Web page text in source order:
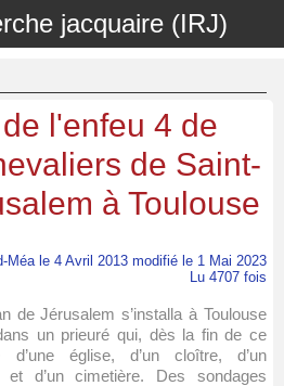
jacquaire (IRJ)
l'enfeu 4 de
de Saint-
à Toulouse
Méa le 4 Avril 2013 modifié le 1 Mai 2023
Lu 4707 fois
de Jérusalem s’installa à Toulouse
un prieuré qui, dès la fin de ce
église, d’un cloître, d’un
et d’un cimetière. Des sondages